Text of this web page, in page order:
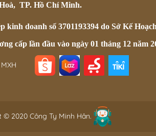
TP. Hồ Chí Minh.
kinh doanh số 3701193394 do Sở Kế
cấp lần đầu vào ngày 01 tháng 12 năm
© 2020 Công Ty Minh Hân.